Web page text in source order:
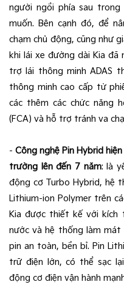
người ngồi phía sau
muốn. Bên cạnh đó, để
chạm chủ động, cũng như
khi lái xe đường dài Kia
trợ lái thông minh ADAS
thông minh cao cấp từ
các thêm các chức năng
(FCA) và hỗ trợ tránh va
-Công nghệ Pin Hybrid
trường lên đến 7 năm: là
động cơ Turbo Hybrid, hệ
Lithium-ion Polymer trên
Kia được thiết kế với kích
nước và hệ thống làm
pin an toàn, bền bỉ. Pin
trữ điện lớn, có thể sạc
động cơ điện vận hành